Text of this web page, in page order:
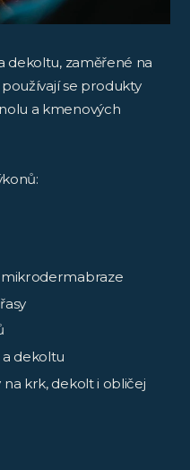
dekoltu, zaměřené na
se produkty
a kmenových
a dekoltu
krk, dekolt i obličej